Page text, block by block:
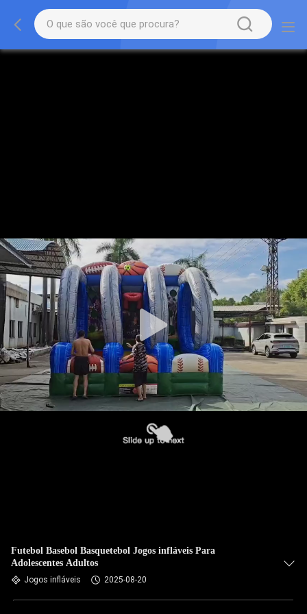
Futebol Basebol Basquetebol Jogos infláveis Para
Adolescentes Adultos
Jogos infláveis 2025-08-20